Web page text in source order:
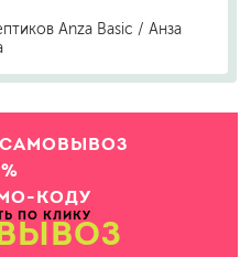
Anza Basic / Анза
КОДУ
ПО КЛИКУ